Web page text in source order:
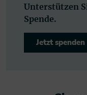
Unterstützen
Spende.
Jetzt spenden